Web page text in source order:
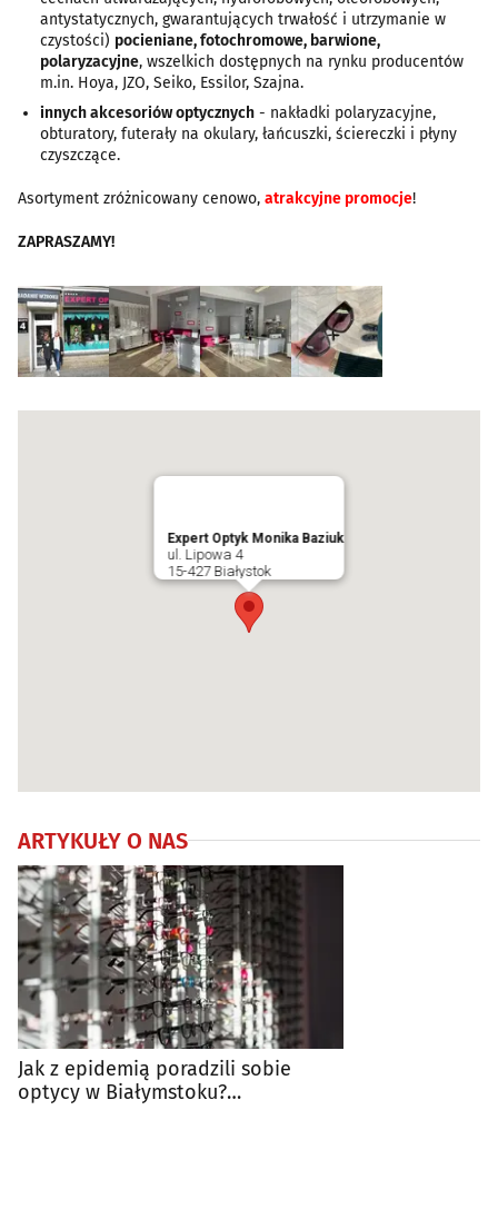
antystatycznych, gwarantujących trwałość i utrzymanie w
czystości) pocieniane, fotochromowe, barwione,
polaryzacyjne, wszelkich dostępnych na rynku producentów
m.in. Hoya, JZO, Seiko, Essilor, Szajna.
innych akcesoriów optycznych - nakładki polaryzacyjne,
obturatory, futerały na okulary, łańcuszki, ściereczki i płyny
czyszczące.
Asortyment zróżnicowany cenowo, atrakcyjne promocje!
ZAPRASZAMY!
Expert Optyk Monika Baziuk
ul. Lipowa 4
15-427 Białystok
ARTYKUŁY O NAS
Jak z epidemią poradzili sobie
optycy w Białymstoku?